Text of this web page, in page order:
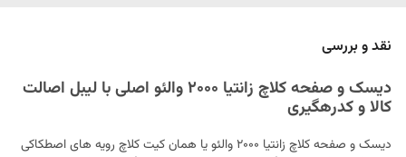
این دیسک و صفحه ساخت شرکت والئو می باشد و نمونه اصلی آن می باشد.
نقد و بررسی
دیسک و صفحه کلاچ زانتیا 2000 والئو اصلی با لیبل اصالت
کالا و کدرهگیری
دیسک و صفحه کلاچ زانتیا 2000 والئو یا همان کیت کلاچ رویه های اصطکاکی